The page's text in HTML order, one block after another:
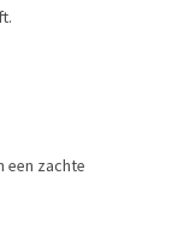
een zachte